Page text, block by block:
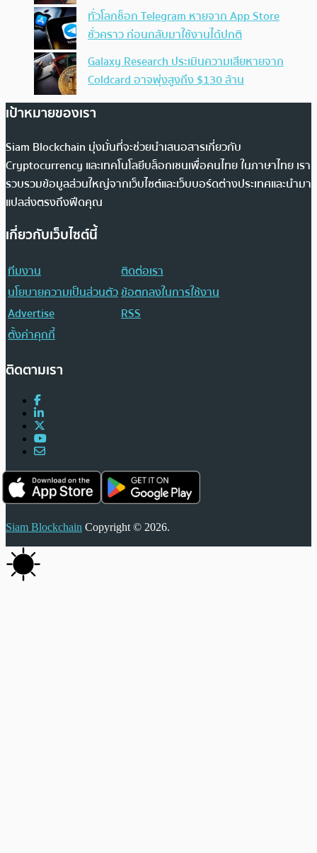
ทั่วโลกช็อก Telegram หายจาก App Store
ชั่วคราว ก่อนกลับมาใช้งานได้ปกติ
Galaxy Research ประเมินความเสียหายจาก
Coldcard อาจพุ่งสูงถึง $130 ล้าน
เป้าหมายของเรา
Siam Blockchain มุ่งมั่นที่จะช่วยนำเสนอสารเกี่ยวกับ
Cryptocurrency และเทคโนโลยีบล็อกเชนเพื่อคนไทย ในภาษาไทย เรา
รวบรวมข้อมูลส่วนใหญ่จากเว็บไซต์และเว็บบอร์ดต่างประเทศและนำมา
แปลส่งตรงถึงฟีดคุณ
เกี่ยวกับเว็บไซต์นี้
ทีมงาน
ติดต่อเรา
นโยบายความเป็นส่วนตัวข้อตกลงในการใช้งาน
Advertise
RSS
ตั้งค่าคุกกี้
ติดตามเรา
Siam Blockchain Copyright © 2026.